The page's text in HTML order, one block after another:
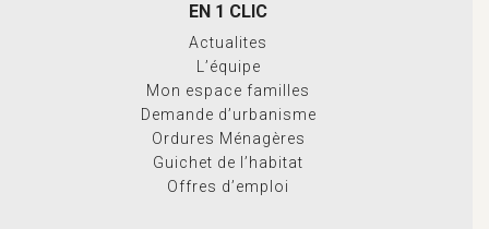
EN 1 CLIC
Actualites
L’équipe
Mon espace familles
Demande d’urbanisme
Ordures Ménagères
Guichet de l’habitat
Offres d’emploi